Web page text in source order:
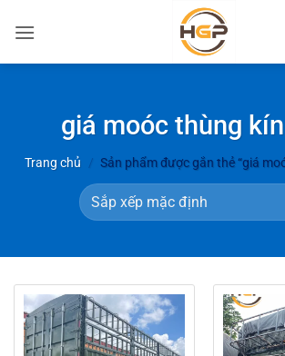
qua
giá moóc thùng
Trang chủ / Sản phẩm được gắn thẻ “giá